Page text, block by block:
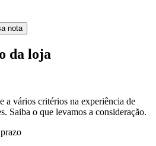
nota
da loja
a vários critérios na experiência de
Saiba o que levamos a consideração.